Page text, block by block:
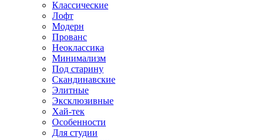
Классические
Лофт
Модерн
Прованс
Неоклассика
Минимализм
Под старину
Скандинавские
Элитные
Эксклюзивные
Хай-тек
Особенности
Для студии